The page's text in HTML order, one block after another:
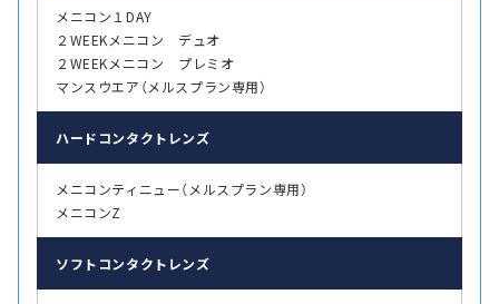
メニコン１DAY
２WEEKメニコン デュオ
２WEEKメニコン プレミオ
マンスウエア（メルスプラン専用）
ハード コンタクトレンズ
メニコンティニュー（メルスプラン専用）
メニコンZ
ソフト コンタクトレンズ